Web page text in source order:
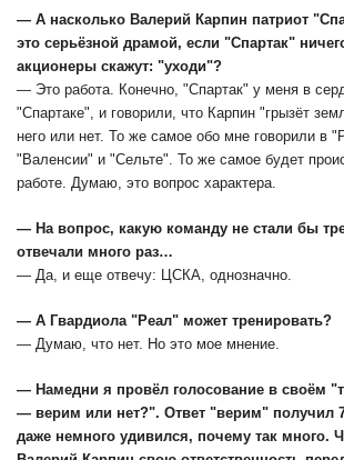
— А насколько Валерий Карпин патриот
это серьёзной драмой, если "Спартак"
акционеры скажут: "уходи"?
— Это работа. Конечно, "Спартак" у меня в
"Спартаке", и говорили, что Карпин "грызёт
него или нет. То же самое обо мне говорили в
"Валенсии" и "Сельте". То же самое будет
работе. Думаю, это вопрос характера.
— На вопрос, какую команду не стали бы
отвечали много раз…
— Да, и еще отвечу: ЦСКА, однозначно.
— А Гвардиола "Реал" может тренировать?
— Думаю, что нет. Но это мое мнение.
— Намедни я провёл голосование в своём
— верим или нет?". Ответ "верим" получил
даже немного удивился, почему так много.